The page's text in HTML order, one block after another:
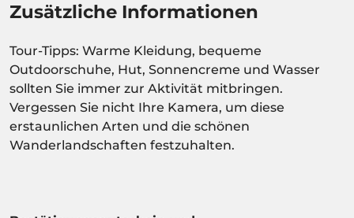
Zusätzliche Informationen
Tour-Tipps: Warme Kleidung, bequeme
Outdoorschuhe, Hut, Sonnencreme und Wasser
sollten Sie immer zur Aktivität mitbringen.
Vergessen Sie nicht Ihre Kamera, um diese
erstaunlichen Arten und die schönen
Wanderlandschaften festzuhalten.